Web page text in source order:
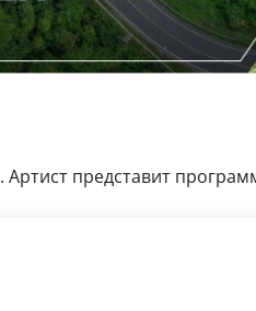
. Артист представит